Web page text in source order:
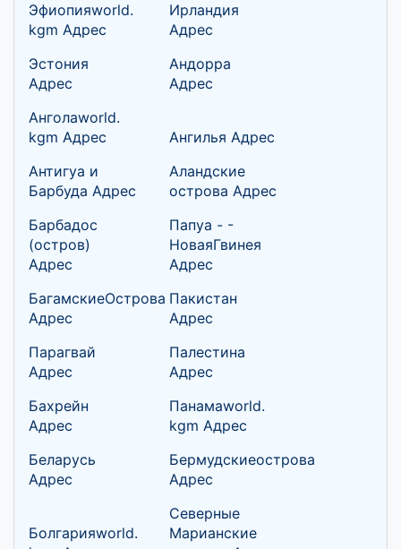
Эфиопияworld.
kgm Адрес
Ирландия
Адрес
Эстония
Адрес
Андорра
Адрес
Анголаworld.
kgm Адрес
Ангилья Адрес
Антигуа и
Барбуда Адрес
Аландские
острова Адрес
Барбадос
(остров)
Адрес
Папуа - -
НоваяГвинея
Адрес
БагамскиеОстрова
Адрес
Пакистан
Адрес
Парагвай
Адрес
Палестина
Адрес
Бахрейн
Адрес
Панамаworld.
kgm Адрес
Беларусь
Адрес
Бермудскиеострова
Адрес
Болгарияworld.
Северные
Марианские